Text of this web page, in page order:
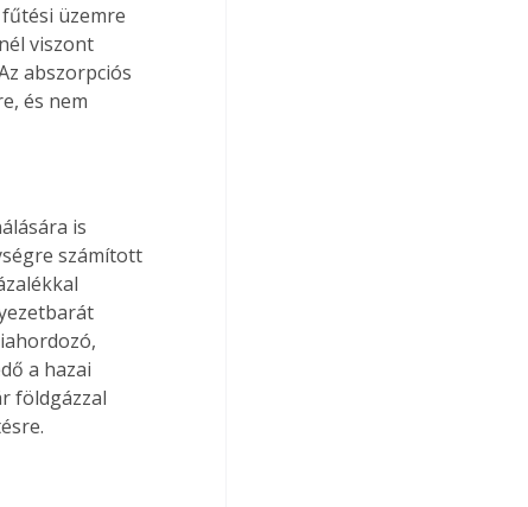
üzemre
viszont
abszorpciós
és nem
is
számított
a hazai
földgázzal